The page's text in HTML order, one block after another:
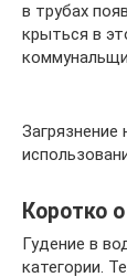
в трубах
крыться в
Коротко
Гудение в
категории.